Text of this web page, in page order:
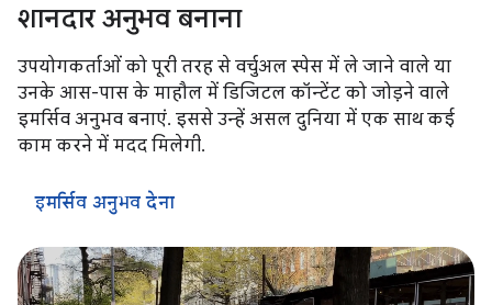
शानदार अनुभव बनाना
उपयोगकर्ताओं को पूरी तरह से वर्चुअल स्पेस में ले जाने वाले या
उनके आस-पास के माहौल में डिजिटल कॉन्टेंट को जोड़ने वाले
इमर्सिव अनुभव बनाएं. इससे उन्हें असल दुनिया में एक साथ कई
काम करने में मदद मिलेगी.
इमर्सिव अनुभव देना